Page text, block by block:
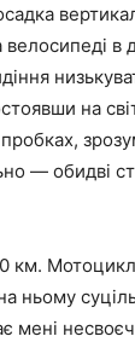
в
на
— обидві
км.
ньому
мені